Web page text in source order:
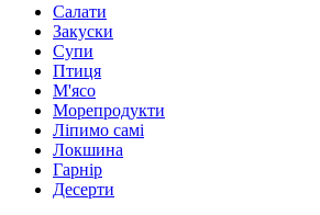
Салати
Закуски
Супи
Птиця
М'ясо
Морепродукти
Ліпимо самі
Локшина
Гарнір
Десерти